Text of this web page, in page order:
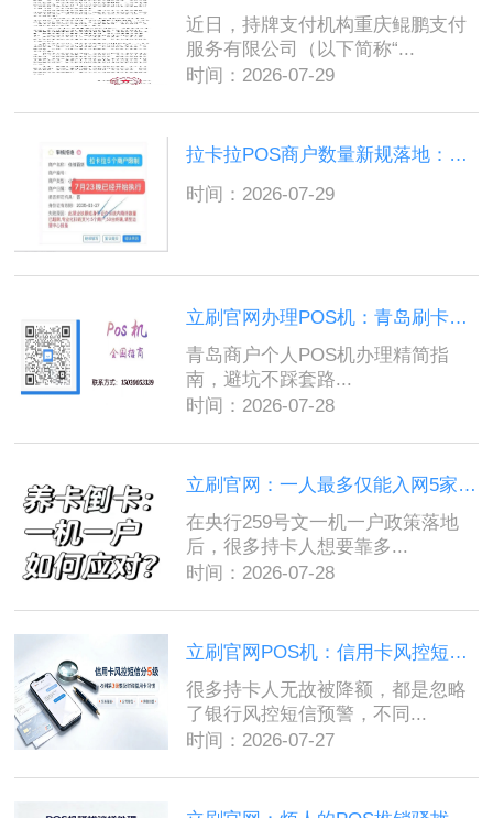
近日，持牌支付机构重庆鲲鹏支付
服务有限公司（以下简称“...
时间：2026-07-29
拉卡拉POS商户数量新规落地：昔日一证50户已成历史，5户上限严控风控...
时间：2026-07-29
立刷官网办理POS机：青岛刷卡POS机哪里办理？
青岛商户个人POS机办理精简指
南，避坑不踩套路...
时间：2026-07-28
立刷官网：一人最多仅能入网5家支付机构？拆解美化账单背后的风控底...
在央行259号文一机一户政策落地
后，很多持卡人想要靠多...
时间：2026-07-28
立刷官网POS机：信用卡风控短信分为5个等级，收到第三条建议立刻停止...
很多持卡人无故被降额，都是忽略
了银行风控短信预警，不同...
时间：2026-07-27